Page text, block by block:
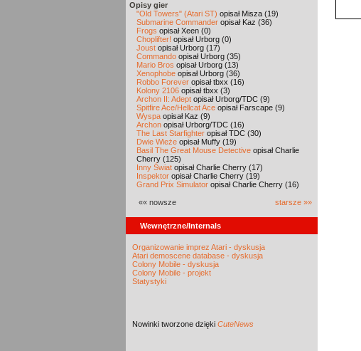
Opisy gier
"Old Towers" (Atari ST) opisał Misza (19)
Submarine Commander opisał Kaz (36)
Frogs opisał Xeen (0)
Choplifter! opisał Urborg (0)
Joust opisał Urborg (17)
Commando opisał Urborg (35)
Mario Bros opisał Urborg (13)
Xenophobe opisał Urborg (36)
Robbo Forever opisał tbxx (16)
Kolony 2106 opisał tbxx (3)
Archon II: Adept opisał Urborg/TDC (9)
Spitfire Ace/Hellcat Ace opisał Farscape (9)
Wyspa opisał Kaz (9)
Archon opisał Urborg/TDC (16)
The Last Starfighter opisał TDC (30)
Dwie Wieże opisał Muffy (19)
Basil The Great Mouse Detective opisał Charlie
Cherry (125)
Inny Świat opisał Charlie Cherry (17)
Inspektor opisał Charlie Cherry (19)
Grand Prix Simulator opisał Charlie Cherry (16)
«« nowsze starsze »»
Wewnętrzne/Internals
Organizowanie imprez Atari - dyskusja
Atari demoscene database - dyskusja
Colony Mobile - dyskusja
Colony Mobile - projekt
Statystyki
Nowinki tworzone dzięki CuteNews